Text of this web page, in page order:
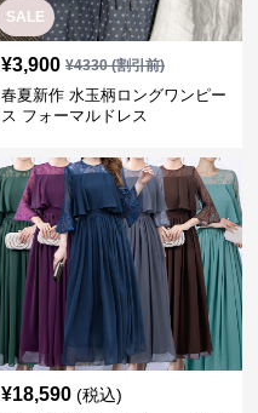
SALE
¥3,900 ¥4330(割引前)
春夏新作 水玉柄ロングワンピー
ス フォーマルドレス
¥18,590 (税込)